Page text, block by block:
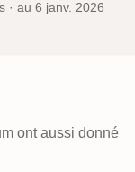
· au 6 janv. 2026
ont aussi donné